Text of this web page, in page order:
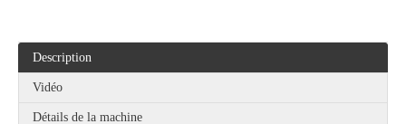
Description
Vidéo
Détails de la machine